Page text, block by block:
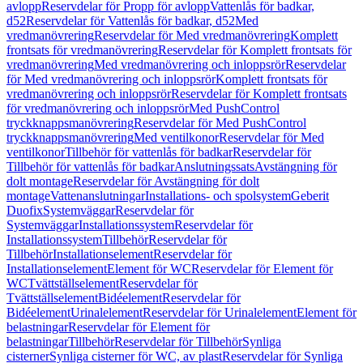
avloppReservdelar för Propp för avloppVattenlås för badkar,
d52Reservdelar för Vattenlås för badkar, d52Med
vredmanövreringReservdelar för Med vredmanövreringKomplett
frontsats för vredmanövreringReservdelar för Komplett frontsats för
vredmanövreringMed vredmanövrering och inloppsrörReservdelar
för Med vredmanövrering och inloppsrörKomplett frontsats för
vredmanövrering och inloppsrörReservdelar för Komplett frontsats
för vredmanövrering och inloppsrörMed PushControl
tryckknappsmanövreringReservdelar för Med PushControl
tryckknappsmanövreringMed ventilkonorReservdelar för Med
ventilkonorTillbehör för vattenlås för badkarReservdelar för
Tillbehör för vattenlås för badkarAnslutningssatsAvstängning för
dolt montageReservdelar för Avstängning för dolt
montageVattenanslutningarInstallations- och spolsystemGeberit
DuofixSystemväggarReservdelar för
SystemväggarInstallationssystemReservdelar för
InstallationssystemTillbehörReservdelar för
TillbehörInstallationselementReservdelar för
InstallationselementElement för WCReservdelar för Element för
WCTvättställselementReservdelar för
TvättställselementBidéelementReservdelar för
BidéelementUrinalelementReservdelar för UrinalelementElement för
belastningarReservdelar för Element för
belastningarTillbehörReservdelar för TillbehörSynliga
cisternerSynliga cisterner för WC, av plastReservdelar för Synliga